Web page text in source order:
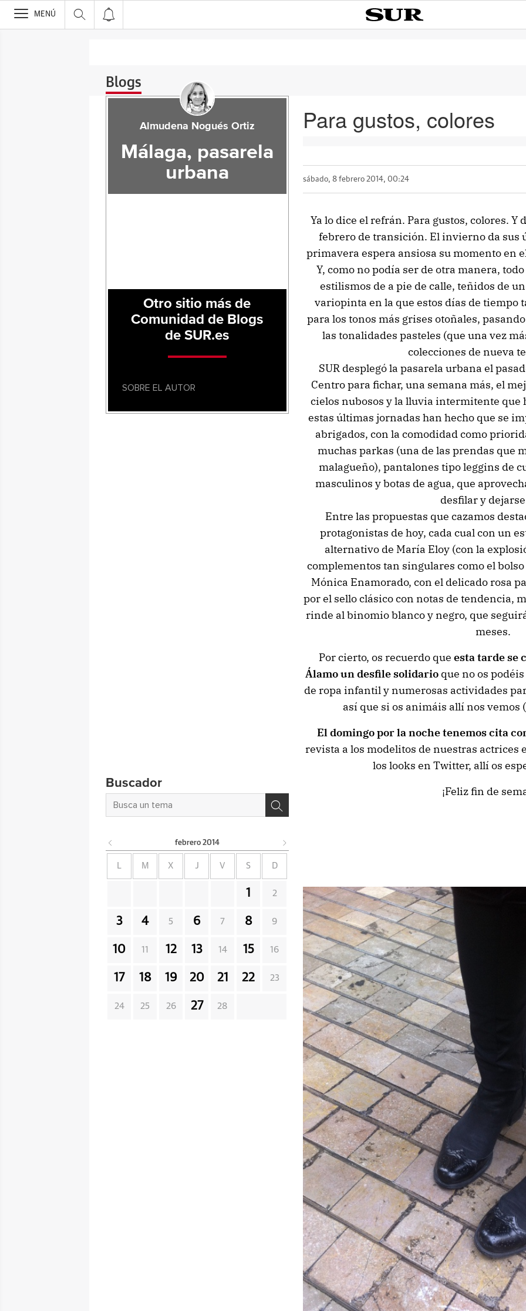
>
MENÚ
Blogs
Para gustos, colores
sábado, 8 febrero 2014, 00:24
Ya lo dice el refrán. Para gustos, colores. Y
febrero de transición. El invierno da sus
primavera espera ansiosa su momento en
Y, como no podía ser de otra manera,
estilismos de a pie de calle, teñidos de
variopinta en la que estos días de tiempo
para los tonos más grises otoñales,
las tonalidades pasteles (que una vez
colecciones de nueva
SUR desplegó la pasarela urbana el
Centro para fichar, una semana más, el
cielos nubosos y la lluvia intermitente que
estas últimas jornadas han hecho que se
abrigados, con la comodidad como
muchas parkas (una de las prendas que
malagueño), pantalones tipo leggins de
masculinos y botas de agua, que
desfilar y
Entre las propuestas que cazamos
protagonistas de hoy, cada cual con un
alternativo de María Eloy (con la
complementos tan singulares como el bolso
Mónica Enamorado, con el delicado rosa
por el sello clásico con notas de tendencia,
rinde al binomio blanco y negro, que
meses.
Por cierto, os recuerdo queesta tarde se
Álamo un desfile solidarioque no os
de ropa infantil y numerosas actividades
así que si os animáis allí nos vemos (
El domingo por la noche tenemos cita
revista a los modelitos de nuestras actrices
los looks en Twitter, allí os
¡Feliz fin de
Almudena Nogués Ortiz
Málaga, pasarela
urbana
Otro sitio más de
Comunidad de Blogs
de SUR.es
SOBRE EL AUTOR
Buscador
febrero 2014
L M X J V S D
1 2
3 4 5 6 7 8 9
10 11 12 13 14 15 16
17 18 19 20 21 22 23
24 25 26 27 28